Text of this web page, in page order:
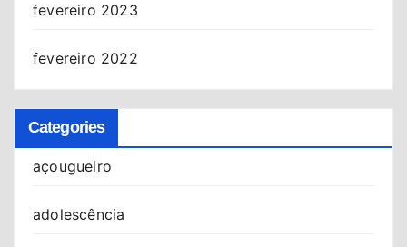
fevereiro 2023
fevereiro 2022
Categories
açougueiro
adolescência